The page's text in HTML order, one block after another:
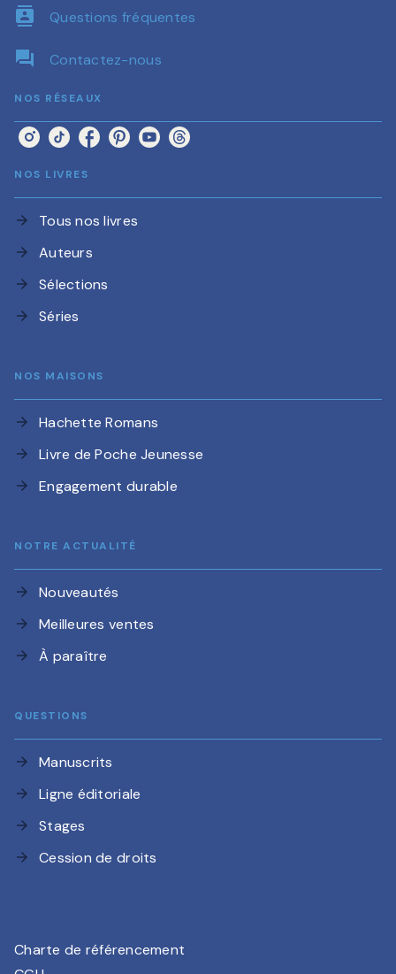
contacts Questions fréquentes
question_answer Contactez-nous
NOS RÉSEAUX
NOS LIVRES
arrow_forward Tous nos livres
arrow_forward Auteurs
arrow_forward Sélections
arrow_forward Séries
NOS MAISONS
arrow_forward Hachette Romans
arrow_forward Livre de Poche Jeunesse
arrow_forward Engagement durable
NOTRE ACTUALITÉ
arrow_forward Nouveautés
arrow_forward Meilleures ventes
arrow_forward À paraître
QUESTIONS
arrow_forward Manuscrits
arrow_forward Ligne éditoriale
arrow_forward Stages
arrow_forward Cession de droits
Charte de référencement